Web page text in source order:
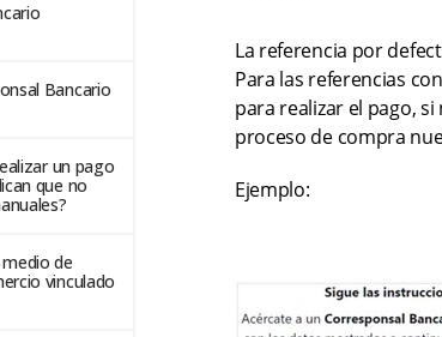
Bancario
un pago
que no
de
vinculado
La referencia por
Para las referencias
para realizar el pago,
proceso de compra
Ejemplo: